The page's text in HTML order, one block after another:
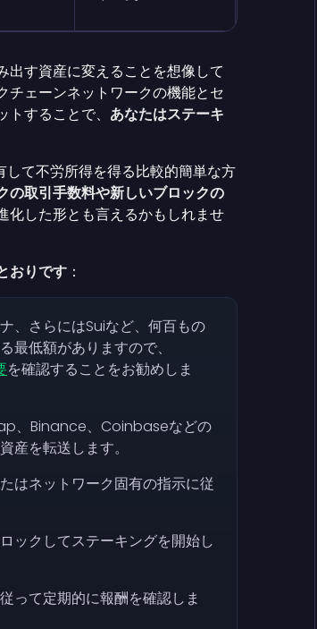
出す資産に変えることを想像して
チェーンネットワークの機能とセ
することで、 あなたはステーキ
て不労所得を得る比較的簡単な方
の取引手数料や新しいブロックの
化した形とも言えるかもしれませ
おりです ：
、さらにはSuiなど、何百もの
最低額がありますので、
を確認することをお勧めしま
、Binance、Coinbaseなどの
産を転送します。
はネットワーク固有の指示に従
ックしてステーキングを開始し
って定期的に報酬を確認しま